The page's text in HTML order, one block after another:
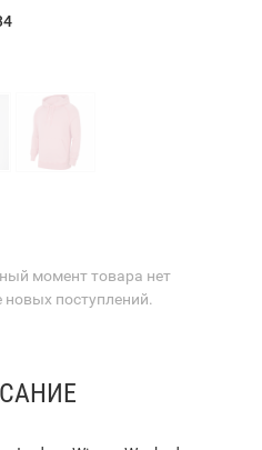
момент товара нет
поступлений.